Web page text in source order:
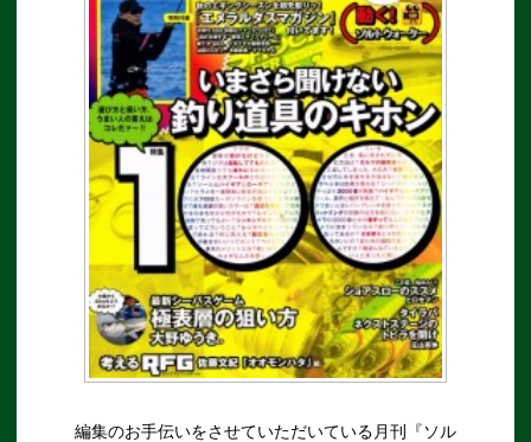
編集のお手伝いをさせていただいている月刊『ソル